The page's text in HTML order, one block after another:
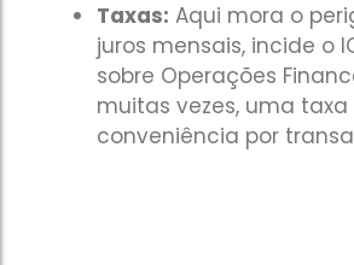
Taxas: Aqui mora o
juros mensais, incide o
sobre Operações
muitas vezes, uma taxa
conveniência por